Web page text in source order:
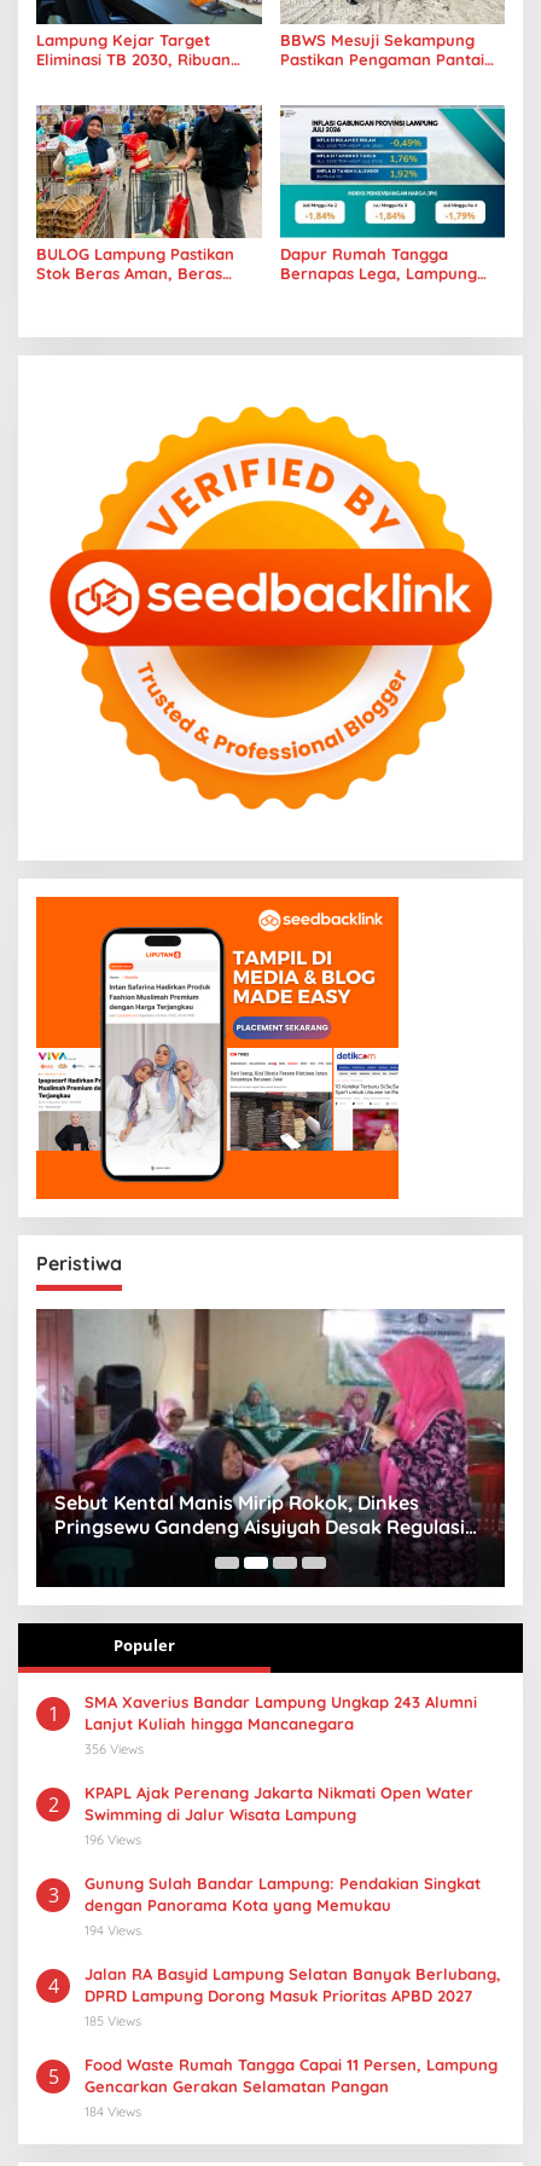
Lampung Kejar Target
Eliminasi TB 2030, Ribuan
BBWS Mesuji Sekampung
Pastikan Pengaman Pantai
BULOG Lampung Pastikan
Stok Beras Aman, Beras
Dapur Rumah Tangga
Bernapas Lega, Lampung
Peristiwa
Sebut Kental Manis Mirip Rokok, Dinkes
Pringsewu Gandeng Aisyiyah Desak Regulasi
Gizi Anak
Populer
1
SMA Xaverius Bandar Lampung Ungkap 243 Alumni
Lanjut Kuliah hingga Mancanegara
356 Views
2
KPAPL Ajak Perenang Jakarta Nikmati Open Water
Swimming di Jalur Wisata Lampung
196 Views
3
Gunung Sulah Bandar Lampung: Pendakian Singkat
dengan Panorama Kota yang Memukau
194 Views
4
Jalan RA Basyid Lampung Selatan Banyak Berlubang,
DPRD Lampung Dorong Masuk Prioritas APBD 2027
185 Views
5
Food Waste Rumah Tangga Capai 11 Persen, Lampung
Gencarkan Gerakan Selamatan Pangan
184 Views